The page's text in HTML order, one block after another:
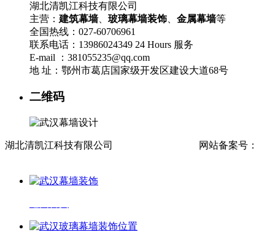
湖北清凯江科技有限公司
主营： 建筑幕墙、 玻璃幕墙装饰 金属幕墙等
全国热线：027-60706961
联系电话：13986024349 24 Hours 服务
E-mail ：381055235@qq.com
地 址：鄂州市葛店国家级开发区建设大道68号
二维码
湖北清凯江科技有限公司 网站备案号：